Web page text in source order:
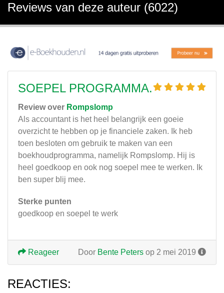
Reviews van deze auteur (6022)
SOEPEL PROGRAMMA.
Review over Rompslomp
Als accountant is het heel belangrijk een goeie
overzicht te hebben op je financiele zaken. Ik heb
toen besloten om gebruik te maken van een
boekhoudprogramma, namelijk Rompslomp. Hij is
heel goedkoop en ook nog soepel mee te werken. Ik
ben super blij mee.
Sterke punten
goedkoop en soepel te werk
Door Bente Peters op 2 mei 2019
Reageer
REACTIES: